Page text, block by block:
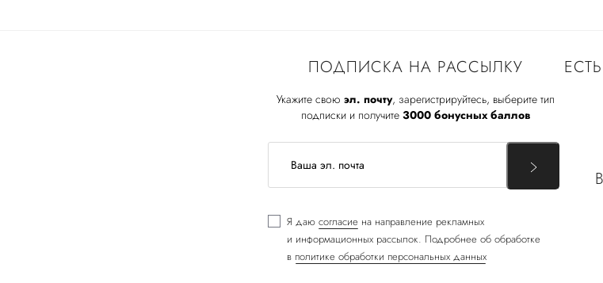
ПОДПИСКА НА РАССЫЛКУ
Укажите свою эл. почту, зарегистрируйтесь, выберите тип
подписки и получите 3000 бонусных баллов
Я даю согласие на направление рекламных
и информационных рассылок. Подробнее об обработке
в политике обработки персональных данных